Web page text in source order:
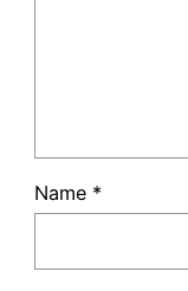
Name *